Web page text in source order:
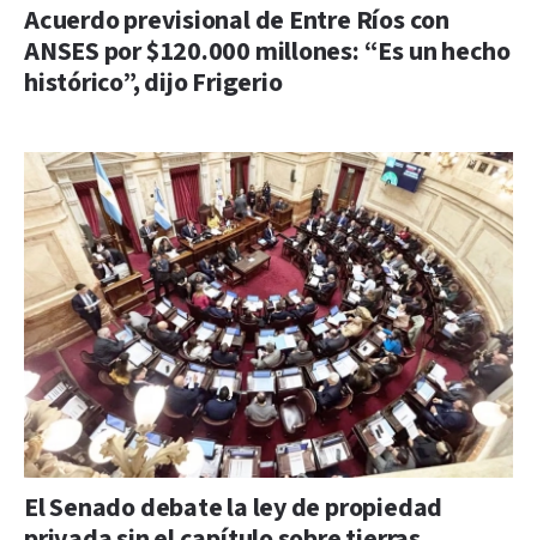
Acuerdo previsional de Entre Ríos con
ANSES por $120.000 millones: “Es un hecho
histórico”, dijo Frigerio
El Senado debate la ley de propiedad